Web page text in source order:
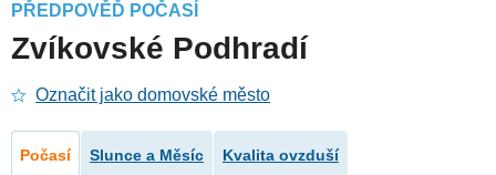
PŘEDPOVĚĎ POČASÍ
Zvíkovské Podhradí
Označit jako domovské město
Počasí Slunce a Měsíc Kvalita ovzduší